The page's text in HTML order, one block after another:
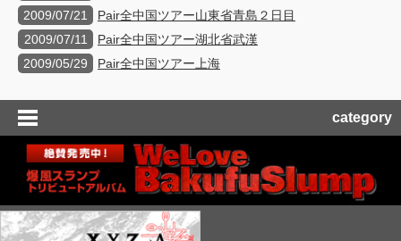
2009/07/21
Pair全中国ツアー山東省青島２日目
2009/07/11
Pair全中国ツアー湖北省武漢
2009/05/29
Pair全中国ツアー上海
category